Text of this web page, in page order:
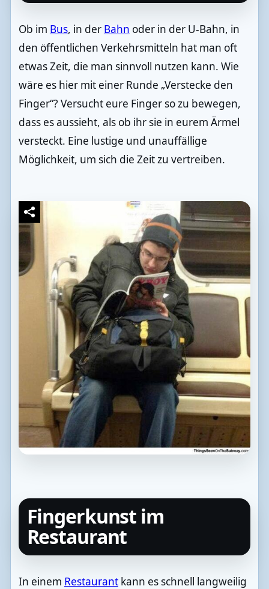
Ob im Bus, in der Bahn oder in der U-Bahn, in
den öffentlichen Verkehrsmitteln hat man oft
etwas Zeit, die man sinnvoll nutzen kann. Wie
wäre es hier mit einer Runde „Verstecke den
Finger“? Versucht eure Finger so zu bewegen,
dass es aussieht, als ob ihr sie in eurem Ärmel
versteckt. Eine lustige und unauffällige
Möglichkeit, um sich die Zeit zu vertreiben.
Fingerkunst im
Restaurant
In einem Restaurantkann es schnell langweilig